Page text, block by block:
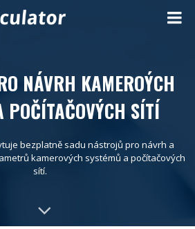
NÁVRH KAMEROÝCH
POČÍTAČOVÝCH SÍTÍ
bezplatně sadu nástrojů pro návrh a
kamerových systémů a počítačových
sítí.